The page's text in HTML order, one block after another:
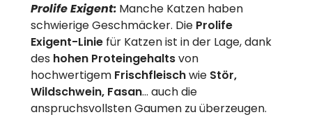
Prolife Exigent: Manche Katzen haben
schwierige Geschmäcker. Die Prolife
Exigent-Linie für Katzen ist in der Lage, dank
des hohen Proteingehaltsvon
hochwertigem Frischfleischwie Stör,
Wildschwein, Fasan... auch die
anspruchsvollsten Gaumen zu überzeugen.